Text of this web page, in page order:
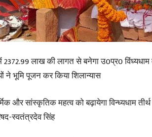
2372.99 लाख की लागत से बनेगा उ0प्र0
ने भूमि पूजन कर किया शिलान्यास
और सांस्कृतिक महत्व को बढ़ायेगा विन्ध्यधाम तीर्थ
स्वतंत्रदेव सिंह